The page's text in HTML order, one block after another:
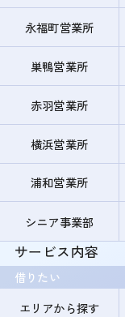
永福町営業所
巣鴨営業所
赤羽営業所
横浜営業所
浦和営業所
シニア事業部
サービス内容
借りたい
エリアから探す